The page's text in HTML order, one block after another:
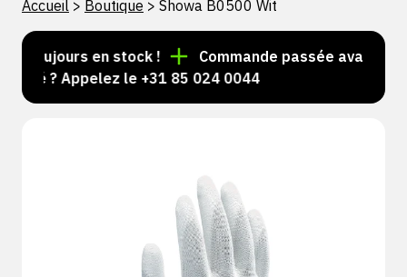
Accueil > Boutique > Showa B0500 Wit
toujours en stock !
Commande passée avant 15 h
? Appelez le +31 85 024 0044